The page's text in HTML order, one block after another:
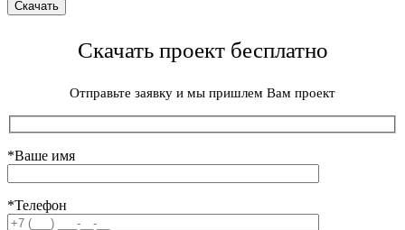
Скачать проект бесплатно
Отправьте заявку и мы пришлем Вам проект
*Ваше имя
*Телефон